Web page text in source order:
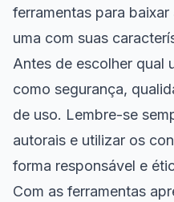
ferramentas para
uma com suas
Antes de escolher qual
como segurança,
de uso. Lembre-se
autorais e utilizar os
forma responsável e
Com as ferramentas